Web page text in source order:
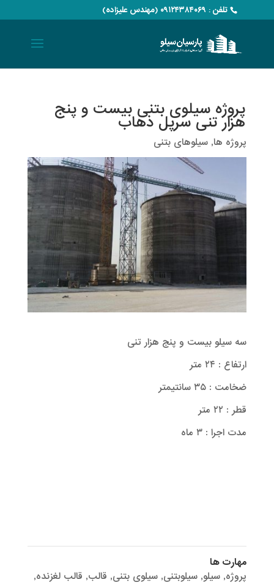
تلفن : ۰۹۱۲۴۳۸۴۰۶۹ (مهندس علیزاده)
پروژه سیلوی بتنی بیست و پنج
هزار تنی سرپل ذهاب
پروژه ها, سیلوهای بتنی
سه سیلو بیست و پنج هزار تنی
ارتفاع : ۲۴ متر
ضخامت : ۳۵ سانتیمتر
قطر : ۲۲ متر
مدت اجرا : ۳ ماه
مهارت ها
پروژه, سیلو, سیلوبتنی, سیلوی بتنی, قالب, قالب لغزنده,